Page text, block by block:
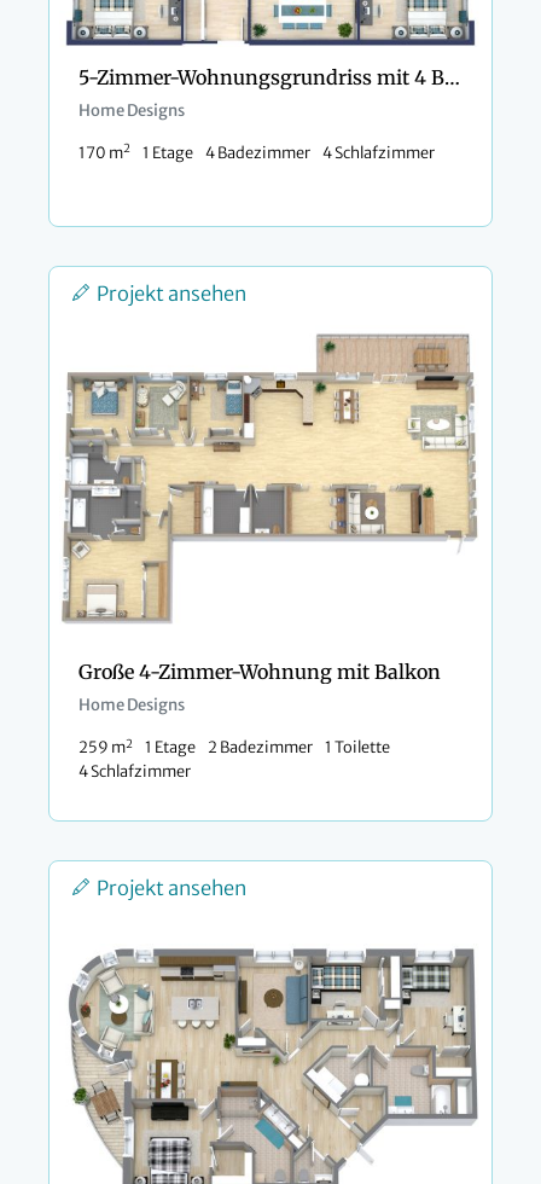
5-Zimmer-Wohnungsgrundriss mit 4 Badezimmern
Home Designs
170 m2 1 Etage 4 Badezimmer 4 Schlafzimmer
Projekt ansehen
Große 4-Zimmer-Wohnung mit Balkon
Home Designs
259 m2 1 Etage 2 Badezimmer
1 Toilette
4 Schlafzimmer
Projekt ansehen